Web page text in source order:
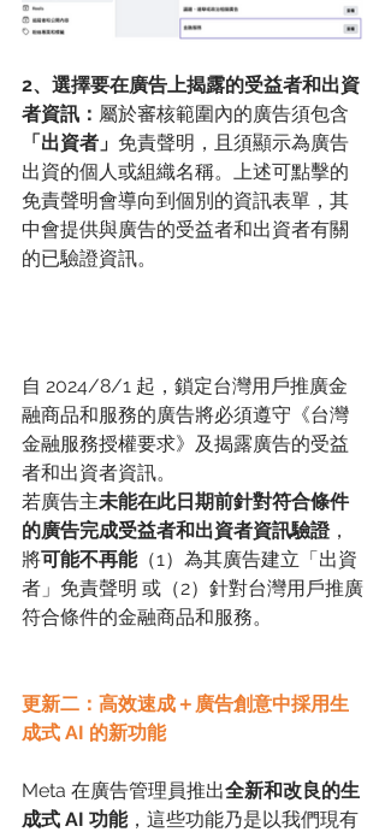
2、選擇要在廣告上揭露的受益者和出資
者資訊： 屬於審核範圍內的廣告須包含
「出資者」 免責聲明，且須顯示為廣告
出資的個人或組織名稱。上述可點擊的
免責聲明會導向到個別的資訊表單，其
中會提供與廣告的受益者和出資者有關
的已驗證資訊。
自 2024/8/1 起，鎖定台灣用戶推廣金
融商品和服務的廣告將必須遵守《台灣
金融服務授權要求》及揭露廣告的受益
者和出資者資訊。
若廣告主未能在此日期前針對符合條件
的廣告完成受益者和出資者資訊驗證，
將可能不再能（1）為其廣告建立「出資
者」免責聲明 或（2）針對台灣用戶推廣
符合條件的金融商品和服務。
更新二：高效速成＋廣告創意中採用生
成式 AI 的新功能
Meta 在廣告管理員推出全新和改良的生
成式 AI 功能，這些功能乃是以我們現有